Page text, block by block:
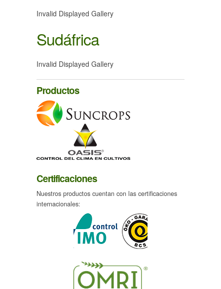
Invalid Displayed Gallery
Sudáfrica
Invalid Displayed Gallery
Productos
Certificaciones
Nuestros productos cuentan con las certificaciones
internacionales: